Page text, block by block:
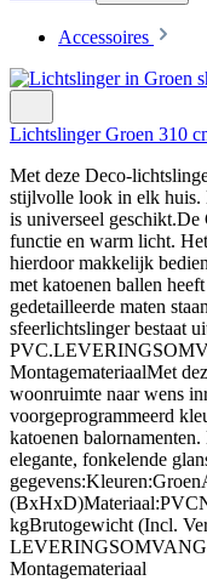
Accessoires
Lichtslinger Groen 310
Met deze Deco-
stijlvolle look in elk huis.
is universeel
functie en warm licht.
hierdoor makkelijk
met katoenen ballen
gedetailleerde maten
sfeerlichtslinger bestaat
MontagemateriaalMet
woonruimte naar wens
voorgeprogrammeerd
katoenen
elegante, fonkelende
kgBrutogewicht (Incl.
Montagemateriaal